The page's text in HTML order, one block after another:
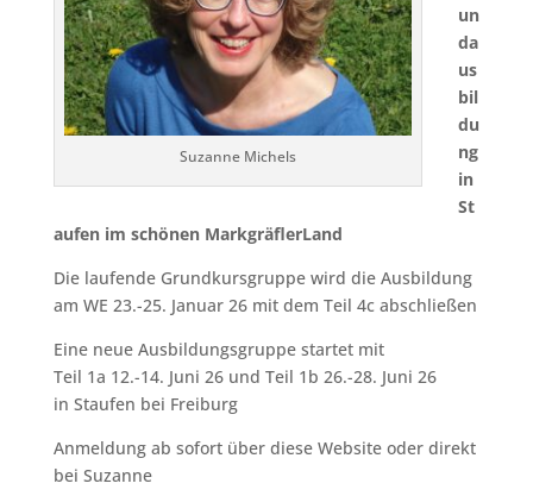
Suzanne Michels
un
da
us
bil
du
ng
in
St
aufen im schönen MarkgräflerLand
Die laufende Grundkursgruppe wird die Ausbildung
am WE 23.-25. Januar 26 mit dem Teil 4c abschließen
Eine neue Ausbildungsgruppe startet mit
Teil 1a 12.-14. Juni 26 und Teil 1b 26.-28. Juni 26
in Staufen bei Freiburg
Anmeldung ab sofort über diese Website oder direkt
bei Suzanne